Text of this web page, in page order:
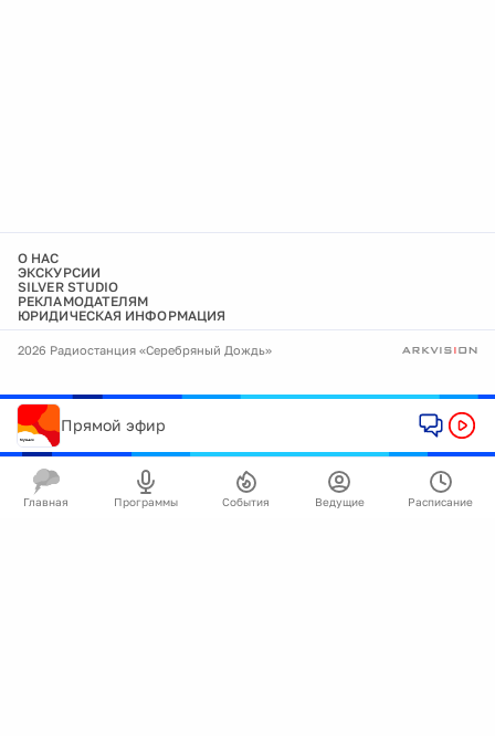
О НАС
ЭКСКУРСИИ
SILVER STUDIO
РЕКЛАМОДАТЕЛЯМ
ЮРИДИЧЕСКАЯ ИНФОРМАЦИЯ
2026 Радиостанция «Серебряный Дождь»
Прямой эфир
Главная Программы События Ведущие Расписание